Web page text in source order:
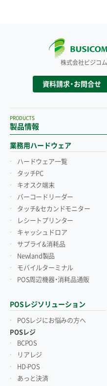
株式会社ビジコム
資料請求・お問合せ
製品情報
PRODUCTS
業務用ハードウェア
ハードウェア一覧
タッチPC
キオスク端末
バーコードリーダー
タッチ&セカンドモニター
レシートプリンター
キャッシュドロア
サプライ&消耗品
Newland製品
モバイルターミナル
POS周辺機器・消耗品通販
POSレジソリューション
POSレジにお悩みの方へ
POSレジ
BCPOS
リアレジ
HD-POS
あっと決済